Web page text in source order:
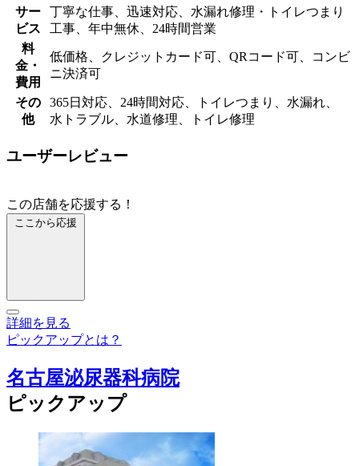
サー
ビス
丁寧な仕事、迅速対応、水漏れ修理・トイレつまり
工事、年中無休、24時間営業
料
金・
費用
低価格、クレジットカード可、QRコード可、コンビ
ニ決済可
その
他
365日対応、24時間対応、トイレつまり、水漏れ、
水トラブル、水道修理、トイレ修理
ユーザーレビュー
この店舗を応援する！
ここから応援
詳細を見る
ピックアップとは？
名古屋泌尿器科病院
ピックアップ